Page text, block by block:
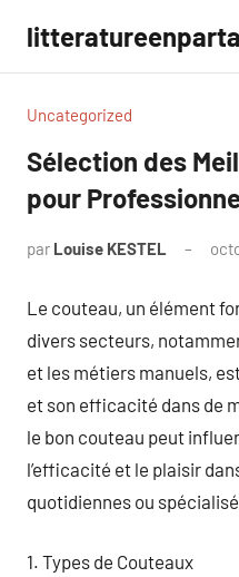
contenu
Uncategorized
Sélection des
pour
par Louise KESTEL
Le couteau, un élément
divers secteurs,
et les métiers manuels,
et son efficacité dans de
le bon couteau peut
l’efficacité et le plaisir
quotidiennes ou
1. Types de Couteaux